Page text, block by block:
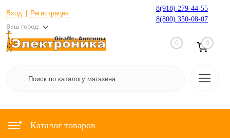
Вход Регистрация
Ваш город:
8(918) 279-44-55
8(800) 350-08-07
0 0
Каталог товаров